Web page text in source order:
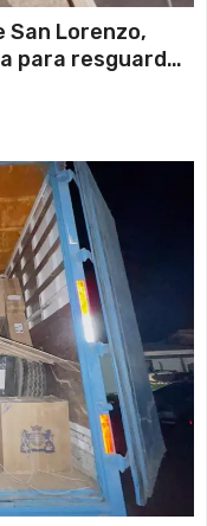
San Lorenzo,
para resguardar